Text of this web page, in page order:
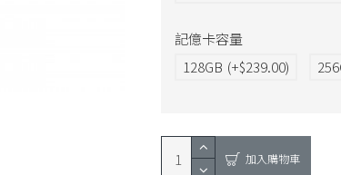
記億卡容量
128GB (+$239.00)
加入購物車